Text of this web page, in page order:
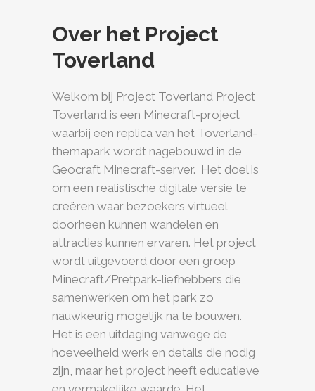
Over het Project
Toverland
Welkom bij Project Toverland ​Project
Toverland is een Minecraft-project
waarbij een replica van het Toverland-
themapark wordt nagebouwd in de
Geocraft Minecraft-server. ​ Het doel is
om een realistische digitale versie te
creëren waar bezoekers virtueel
doorheen kunnen wandelen en
attracties kunnen ervaren. Het project
wordt uitgevoerd door een groep
Minecraft/Pretpark-liefhebbers die
samenwerken om het park zo
nauwkeurig mogelijk na te bouwen.
Het is een uitdaging vanwege de
hoeveelheid werk en details die nodig
zijn, maar het project heeft educatieve